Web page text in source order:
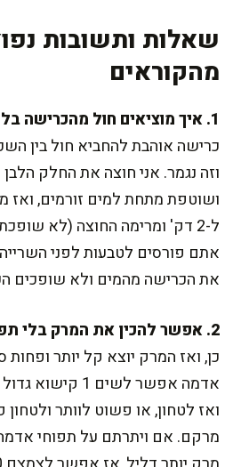
שאלות ותשובות
מהקוראים
1. איך מוציאים חול מהכרישה בלי להתעצבן?
כרישה אוהבת להחביא חול בין
וזה נגמר. אני חוצה את החלק
ושוטפת מתחת למים זורמים,
ל-2 דק' ומרימה החוצה (לא
אתם פורסים לטבעות לפני
את הכרישה מהמים ולא שופכים
2. אפשר להכין את המרק בלי תפוחי אדמה?
כן, ואז המרק יוצא קל יותר
ואז לטחון, או פשוט לוותר
מרקם. אם ויתרתם על תפוחי